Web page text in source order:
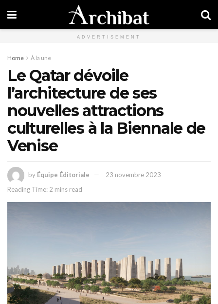
ADVERTISEMENT
Home À la une
Le Qatar dévoile
l’architecture de ses
nouvelles attractions
culturelles à la Biennale de
Venise
by Équipe Éditoriale
23 novembre 2023
Reading Time: 2 mins read